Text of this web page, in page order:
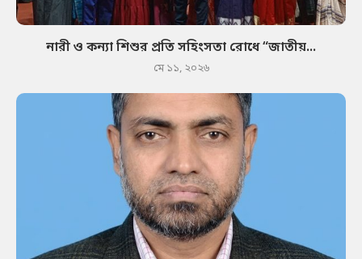
নারী ও কন্যা শিশুর প্রতি সহিংসতা রোধে “জাতীয়...
মে ১১, ২০২৬